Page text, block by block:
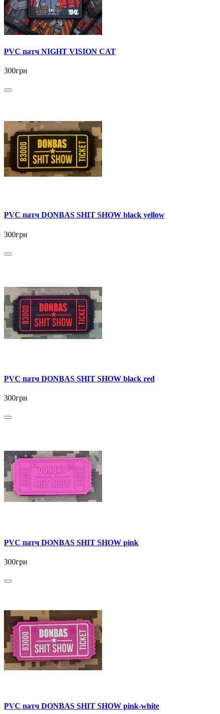
PVC патч NIGHT VISION CAT
300грн
PVC патч DONBAS SHIT SHOW black yellow
300грн
PVC патч DONBAS SHIT SHOW black red
300грн
PVC патч DONBAS SHIT SHOW pink
300грн
PVC патч DONBAS SHIT SHOW pink-white